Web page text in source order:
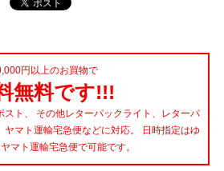
円以上のお買物で
無料です!!!
スト、 その他レターパックライト、レターパ
ヤマト運輸宅急便などに対応。 日時指定はゆ
マト運輸宅急便で可能です。